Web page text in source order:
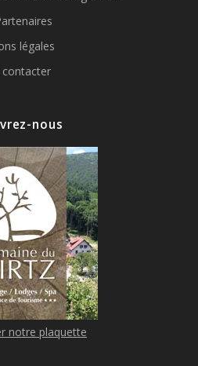
légales
contacter
nous
notre plaquette